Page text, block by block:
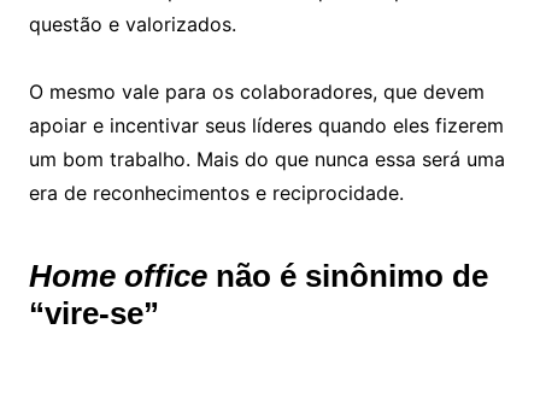
questão e valorizados.
O mesmo vale para os colaboradores, que devem
apoiar e incentivar seus líderes quando eles fizerem
um bom trabalho. Mais do que nunca essa será uma
era de reconhecimentos e reciprocidade.
Home officenão é sinônimo de
“vire-se”